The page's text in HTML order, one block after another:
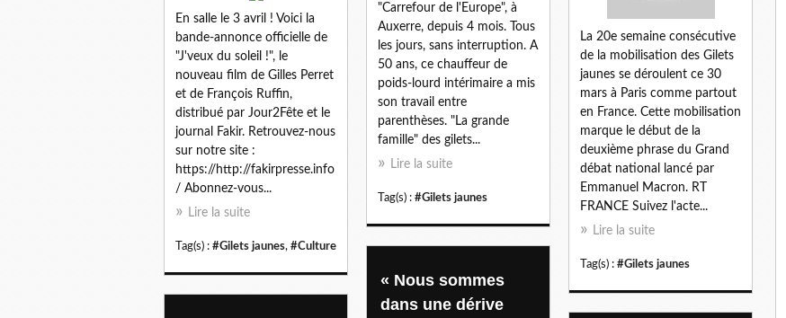
En salle le 3 avril ! Voici la
bande-annonce officielle de
"J'veux du soleil !", le
nouveau film de Gilles Perret
et de François Ruffin,
distribué par Jour2Fête et le
journal Fakir. Retrouvez-nous
sur notre site :
https://http://fakirpresse.info
/ Abonnez-vous...
Lire la suite
Tag(s) : #Gilets jaunes, #Culture
"Carrefour de l'Europe", à
Auxerre, depuis 4 mois. Tous
les jours, sans interruption. A
50 ans, ce chauffeur de
poids-lourd intérimaire a mis
son travail entre
parenthèses. "La grande
famille" des gilets...
Lire la suite
Tag(s) : #Gilets jaunes
La 20e semaine consécutive
de la mobilisation des Gilets
jaunes se déroulent ce 30
mars à Paris comme partout
en France. Cette mobilisation
marque le début de la
deuxième phrase du Grand
débat national lancé par
Emmanuel Macron. RT
FRANCE Suivez l'acte...
Lire la suite
Tag(s) : #Gilets jaunes
« Nous sommes
dans une dérive